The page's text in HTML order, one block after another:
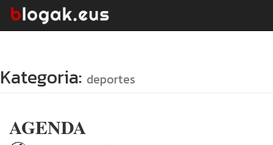
Kategoria: deportes
AGENDA